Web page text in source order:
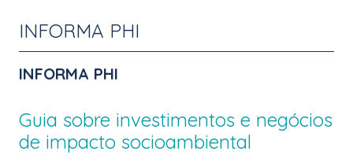
INFORMA PHI
INFORMA PHI
Guia sobre investimentos e negócios
de impacto socioambiental